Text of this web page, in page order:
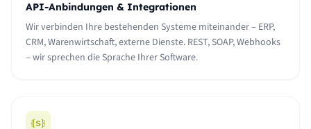
API-Anbindungen & Integrationen
Wir verbinden Ihre bestehenden Systeme miteinander – ERP,
CRM, Warenwirtschaft, externe Dienste. REST, SOAP, Webhooks
– wir sprechen die Sprache Ihrer Software.